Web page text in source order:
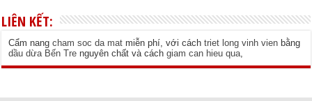
LIÊN KẾT:
Cẩm nangcham soc da mat miễn phí, với cáchtriet long vinh vien bằng
dầu dừa Bến Tre nguyên chất và cáchgiam can hieu qua,